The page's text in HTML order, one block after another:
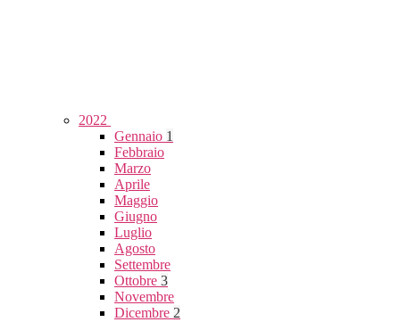
2022
Gennaio 1
Febbraio
Marzo
Aprile
Maggio
Giugno
Luglio
Agosto
Settembre
Ottobre 3
Novembre
Dicembre 2